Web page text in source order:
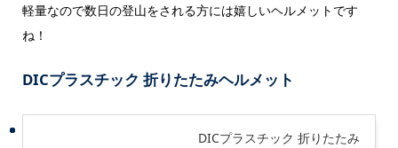
軽量なので数日の登山をされる方には嬉しいヘルメットです
ね！
DICプラスチック 折りたたみヘルメット
DICプラスチック 折りたたみ